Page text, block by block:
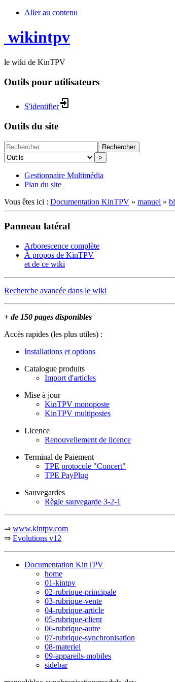
Aller au contenu
wikintpv
le wiki de KinTPV
Outils pour utilisateurs
S'identifier
Outils du site
Rechercher
>
Gestionnaire Multimédia
Plan du site
Vous êtes ici : Documentation KinTPV » manuel »
Panneau latéral
Arborescence complète
À propos de KinTPV
et de ce wiki
Recherche avancée dans le wiki
+ de 150 pages disponibles
Accès rapides (les plus utiles) :
Installations et options
Catalogue produits
Import d'articles
Mise à jour
KinTPV monoposte
KinTPV multipostes
Licence
Renouvellement de licence
Terminal de Paiement
TPE protocole "Concert"
TPE PayPlug
Sauvegardes
Règle sauvegarde 3-2-1
⇒ www.kintpv.com
⇒ Evolutions v12
Documentation KinTPV
home
01-kintpv
02-rubrique-principale
03-rubrique-vente
04-rubrique-article
05-rubrique-client
06-rubrique-autre
07-rubrique-synchronisation
08-materiel
09-appareils-mobiles
sidebar